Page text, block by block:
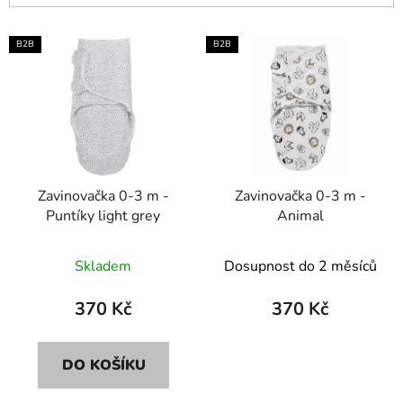
z
e
n
V
ý
B2B
Zavinovačka 0-3 m -
Puntíky light grey
Skladem
370 Kč
DO KOŠÍKU
B2B
Zavinovačka 0-3 m -
Animal
Dosupnost do 2 měsíců
370 Kč